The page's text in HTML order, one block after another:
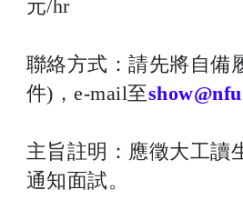
元/hr
聯絡方式：請先將自備
件)，e-mail至
主旨註明：應徵大工讀
通知面試。